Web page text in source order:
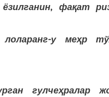
фақат
лоларанг-у меҳр
гулчеҳралар